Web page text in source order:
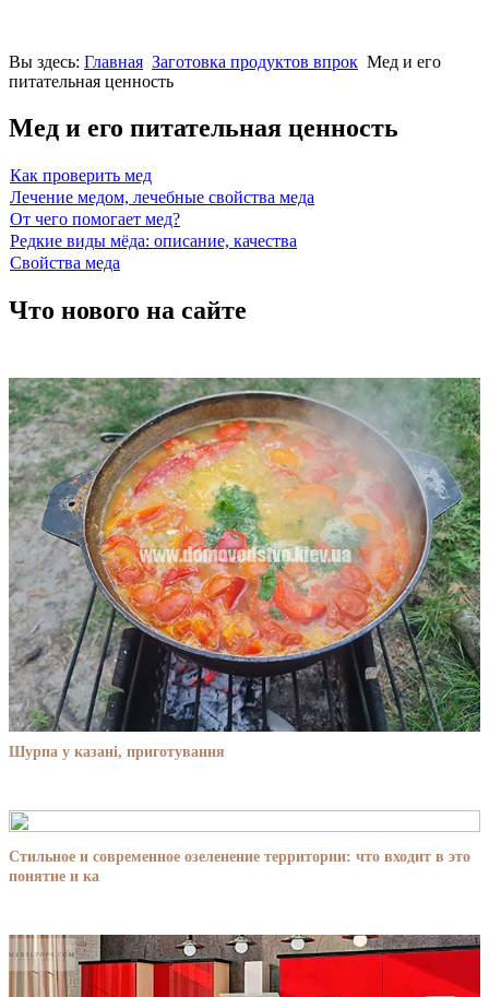
Вы здесь: Главная Заготовка продуктов впрок Мед и его
питательная ценность
Мед и его питательная ценность
Как проверить мед
Лечение медом, лечебные свойства меда
От чего помогает мед?
Редкие виды мёда: описание, качества
Свойства меда
Что нового на сайте
Шурпа у казані, приготування
Стильное и современное озеленение территории: что входит в это
понятие и ка